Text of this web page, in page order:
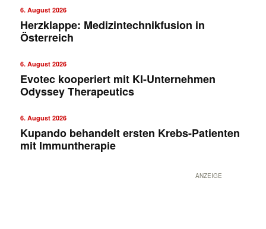
6. August 2026
Herzklappe: Medizintechnikfusion in
Österreich
6. August 2026
Evotec kooperiert mit KI-Unternehmen
Odyssey Therapeutics
6. August 2026
Kupando behandelt ersten Krebs-Patienten
mit Immuntherapie
ANZEIGE